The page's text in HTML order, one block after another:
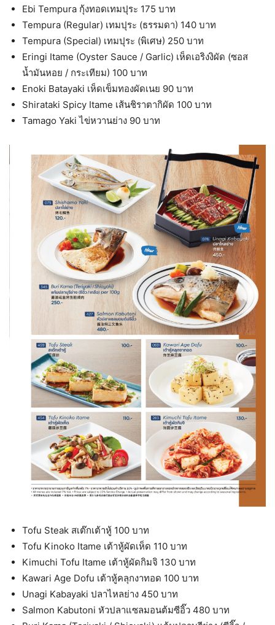
Ebi Tempura กุ้งทอดเทมปุระ 175 บาท
Tempura (Regular) เทมปุระ (ธรรมดา) 140 บาท
Tempura (Special) เทมปุระ (พิเศษ) 250 บาท
Eringi Itame (Oyster Sauce / Garlic) เห็ดเอริงงิผัด (ซอส
น้ำมันหอย / กระเทียม) 100 บาท
Enoki Batayaki เห็ดเข็มทองผัดเนย 90 บาท
Shirataki Spicy Itame เส้นชิราตากิผัด 100 บาท
Tamago Yaki ไข่หวานย่าง 90 บาท
Tofu Steak สเต๊กเต้าหู้ 100 บาท
Tofu Kinoko Itame เต้าหู้ผัดเห็ด 110 บาท
Kimuchi Tofu Itame เต้าหู้ผัดกิมจิ 130 บาท
Kawari Age Dofu เต้าหู้คลุกงาทอด 100 บาท
Unagi Kabayaki ปลาไหลย่าง 450 บาท
Salmon Kabutoni หัวปลาแซลมอนต้มซีอิ๊ว 480 บาท